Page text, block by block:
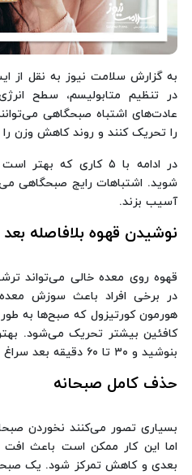
به گزارش سلامت نیوز به نقل از
در تنظیم متابولیسم، سطح
عادت‌های اشتباه صبحگاهی
را تحریک کنند و روند کاهش وزن
در ادامه با ۵ کاری که
شوید. اشتباهات رایج صبحگاهی
آسیب بزند.
نوشیدن قهوه بلافاصله
قهوه روی معده خالی می‌تواند
در برخی افراد باعث سوزش
هورمون کورتیزول که صبح‌ها به
کافئین بیشتر تحریک می‌شود.
بنوشید و ۳۰ تا ۶۰ دقیقه بعد سراغ قهوه بروید.
حذف کامل صبحانه
بسیاری تصور می‌کنند نخوردن
اما این کار ممکن است باعث
بعدی و کاهش تمرکز شود. یک